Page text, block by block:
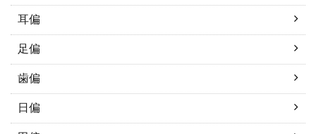
耳偏
足偏
歯偏
日偏